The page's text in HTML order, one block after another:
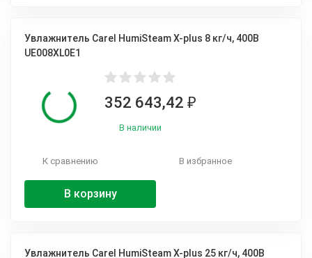
Увлажнитель Carel HumiSteam X-plus 8 кг/ч, 400В
UE008XL0E1
352 643,42 ₽
В наличии
К сравнению В избранное
В корзину
Увлажнитель Carel HumiSteam X-plus 25 кг/ч, 400В